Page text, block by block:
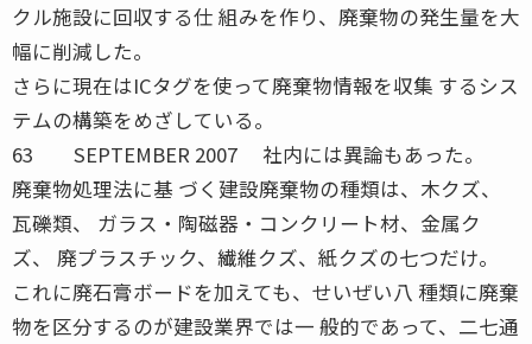
クル施設に回収する仕 組みを作り、廃棄物の発生量を大
幅に削減した。
さらに現在はICタグを使って廃棄物情報を収集 するシス
テムの構築をめざしている。
63 SEPTEMBER 2007 社内には異論もあった。
廃棄物処理法に基 づく建設廃棄物の種類は、木クズ、
瓦礫類、 ガラス・陶磁器・コンクリート材、金属ク
ズ、 廃プラスチック、繊維クズ、紙クズの七つだけ。
これに廃石膏ボードを加えても、せいぜい八 種類に廃棄
物を区分するのが建設業界では一 般的であって、二七通